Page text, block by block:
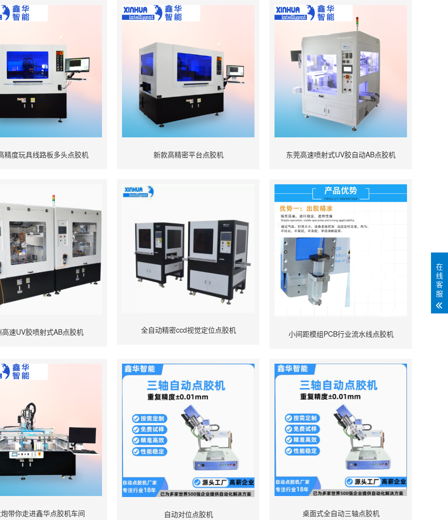
精度玩具线路板多头点胶机 新款高精密平台点胶机 东莞高速喷射式UV胶自动AB点胶机
高速UV胶喷射式AB点胶机 全自动精密ccd视觉定位点胶机 小间距模组PCB行业流水线点胶机
带你走进鑫华点胶机车间 自动对位点胶机 桌面式全自动三轴点胶机
在
线
客
服